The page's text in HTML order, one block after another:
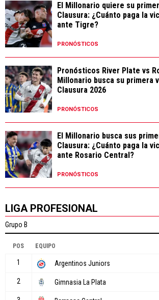
El Millonario quiere su
Clausura: ¿Cuánto paga la
ante Tigre?
PRONÓSTICOS
Pronósticos River Plate vs
Millonario busca su primera
Clausura 2026
PRONÓSTICOS
El Millonario busca sus
Clausura: ¿Cuánto paga la
ante Rosario Central?
PRONÓSTICOS
LIGA PROFESIONAL